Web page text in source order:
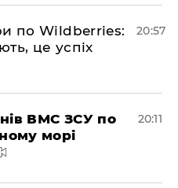
по Wildberries:
це успіх
20:57
ВМС ЗСУ по
морі
20:11